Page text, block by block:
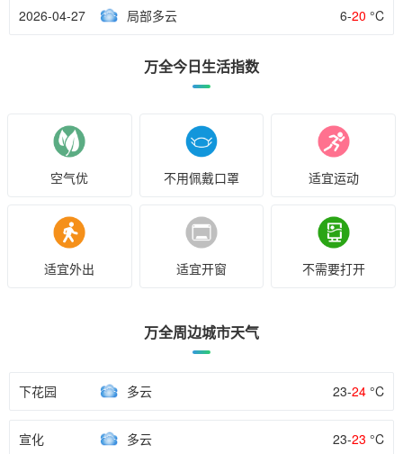
2026-04-27 局部多云 6-20 °C
万全今日生活指数
空气优 不用佩戴口罩 适宜运动
适宜外出 适宜开窗 不需要打开
万全周边城市天气
下花园 多云 23-24 °C
宣化 多云 23-23 °C